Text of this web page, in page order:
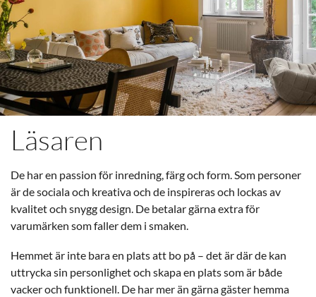
Läsaren
De har en passion för inredning, färg och form. Som personer
är de sociala och kreativa och de inspireras och lockas av
kvalitet och snygg design. De betalar gärna extra för
varumärken som faller dem i smaken.
Hemmet är inte bara en plats att bo på – det är där de kan
uttrycka sin personlighet och skapa en plats som är både
vacker och funktionell. De har mer än gärna gäster hemma